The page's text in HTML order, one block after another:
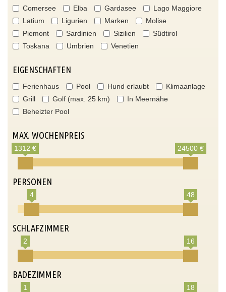
Comersee
Elba Gardasee
Lago Maggiore
Latium
Ligurien Marken
Molise
Piemont
Sardinien Sizilien
Südtirol
Toskana
Umbrien Venetien
EIGENSCHAFTEN
Ferienhaus Pool Hund erlaubt
Klimaanlage
Grill
Golf (max. 25 km)
In Meernähe
Beheizter Pool
MAX. WOCHENPREIS
1312 € 24500 €
PERSONEN
4 48
SCHLAFZIMMER
2 16
BADEZIMMER
1 18